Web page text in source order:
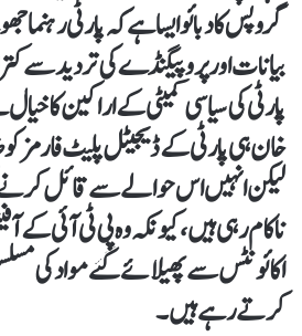
گروپس کا دبائو ایسا ہے کہ پارٹی رہنما
بیانات اور پروپیگنڈے کی تردید سے
پارٹی کی سیاسی کمیٹی کے اراکین کا
خان ہی پارٹی کے ڈیجیٹل پلیٹ فارمز
لیکن انہیں اس حوالے سے قائل
ناکام رہی ہیں، کیونکہ وہ پی ٹی آئی
اکائونٹس سے پھیلائے گئے مواد کی
کرتے رہے ہیں۔